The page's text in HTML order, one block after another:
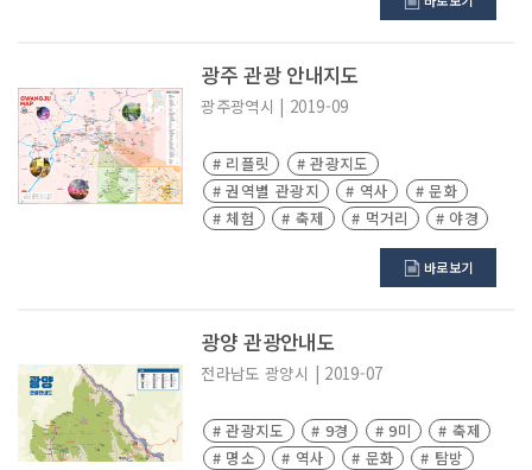
광주 관광 안내지도
광주광역시 | 2019-09
# 리플릿
# 관광지도
# 권역별 관광지
# 역사
# 문화
# 체험
# 축제 # 먹거리 # 야경
바로보기
광양 관광안내도
전라남도 광양시 | 2019-07
# 관광지도 # 9경 # 9미
# 축제
# 명소
# 역사 # 문화
# 탐방